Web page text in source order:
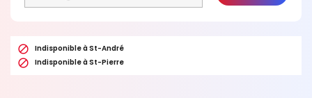
 Indisponible à St-André
 Indisponible à St-Pierre